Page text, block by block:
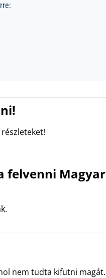
felvenni Magyar
nem tudta kifutni magát.